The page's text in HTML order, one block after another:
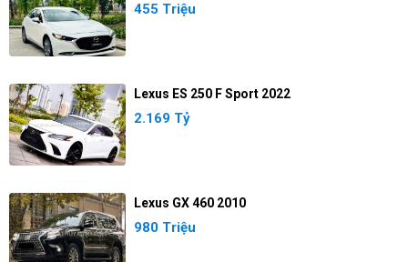
455 Triệu
Lexus ES 250 F Sport 2022
2.169 Tỷ
Lexus GX 460 2010
980 Triệu